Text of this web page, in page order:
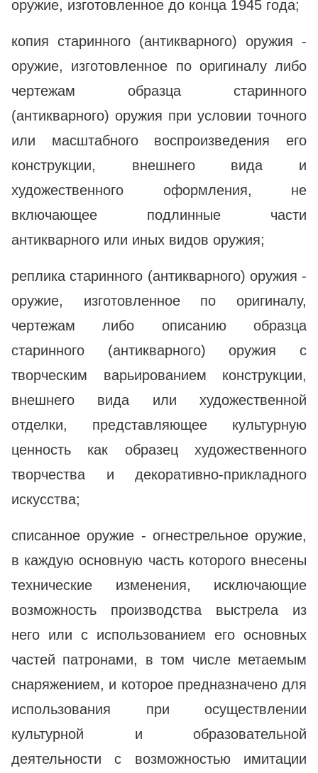
оружие, изготовленное до конца 1945 года;
копия старинного (антикварного) оружия -
оружие, изготовленное по оригиналу либо
чертежам образца старинного
(антикварного) оружия при условии точного
или масштабного воспроизведения его
конструкции, внешнего вида и
художественного оформления, не
включающее подлинные части
антикварного или иных видов оружия;
реплика старинного (антикварного) оружия -
оружие, изготовленное по оригиналу,
чертежам либо описанию образца
старинного (антикварного) оружия с
творческим варьированием конструкции,
внешнего вида или художественной
отделки, представляющее культурную
ценность как образец художественного
творчества и декоративно-прикладного
искусства;
списанное оружие - огнестрельное оружие,
в каждую основную часть которого внесены
технические изменения, исключающие
возможность производства выстрела из
него или с использованием его основных
частей патронами, в том числе метаемым
снаряжением, и которое предназначено для
использования при осуществлении
культурной и образовательной
деятельности с возможностью имитации